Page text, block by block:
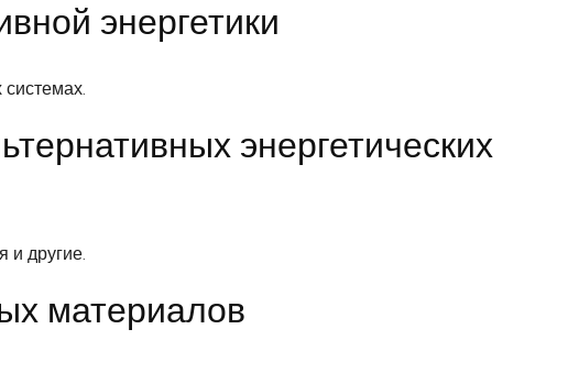
энергетики
энергетических
и другие.
материалов